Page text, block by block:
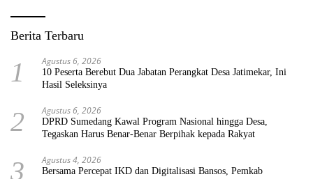
Berita Terbaru
1 Agustus 6, 2026
10 Peserta Berebut Dua Jabatan Perangkat Desa Jatimekar, Ini
Hasil Seleksinya
2 Agustus 6, 2026
DPRD Sumedang Kawal Program Nasional hingga Desa,
Tegaskan Harus Benar-Benar Berpihak kepada Rakyat
3 Agustus 4, 2026
Bersama Percepat IKD dan Digitalisasi Bansos, Pemkab